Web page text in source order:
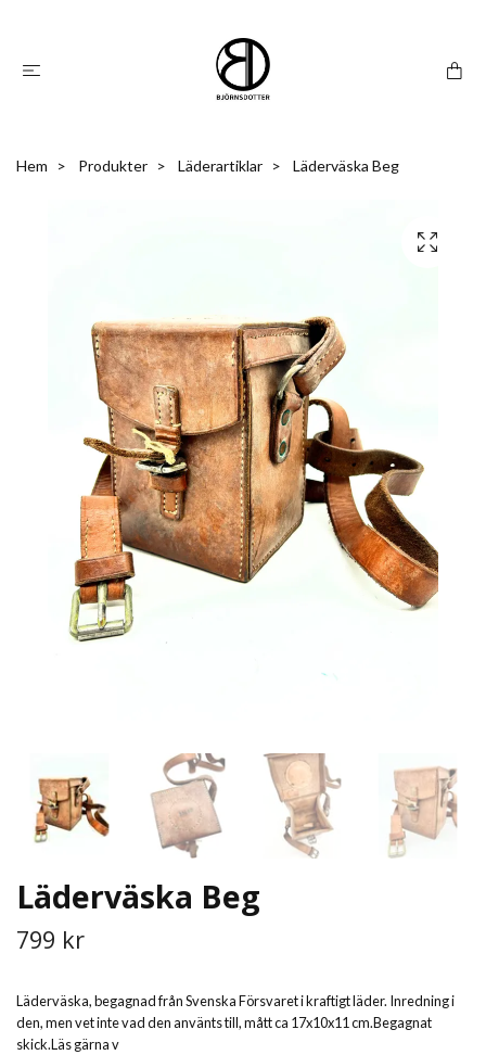
Hem Produkter Läderartiklar Läderväska Beg
Läderväska Beg
799 kr
Läderväska, begagnad från Svenska Försvaret i kraftigt läder. Inredning i
den, men vet inte vad den använts till, mått ca 17x10x11 cm.Begagnat
skick.Läs gärna v